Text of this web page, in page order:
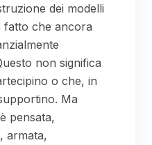
dei modelli
fatto che ancora
non significa
o che, in
Ma
pensata,
armata,